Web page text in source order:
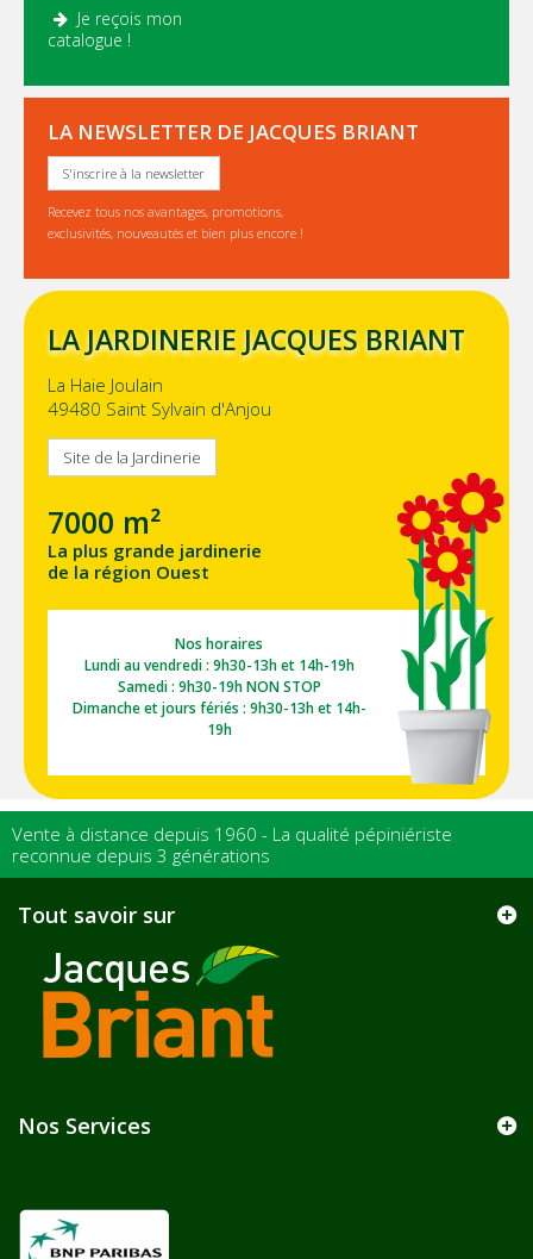
Je reçois mon
catalogue !
LA NEWSLETTER DE JACQUES BRIANT
S'inscrire à la newsletter
Recevez tous nos avantages, promotions,
exclusivités, nouveautés et bien plus encore !
LA JARDINERIE JACQUES BRIANT
La Haie Joulain
49480 Saint Sylvain d'Anjou
Site de la Jardinerie
7000 m²
La plus grande jardinerie
de la région Ouest
Nos horaires
Lundi au vendredi : 9h30-13h et 14h-19h
Samedi : 9h30-19h NON STOP
Dimanche et jours fériés : 9h30-13h et 14h-
19h
Vente à distance depuis 1960 - La qualité pépiniériste
reconnue depuis 3 générations
Tout savoir sur
Nos Services